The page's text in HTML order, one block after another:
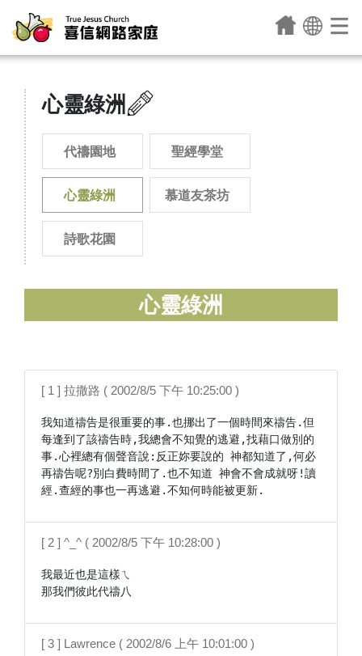
心靈綠洲
代禱園地 聖經學堂
心靈綠洲 慕道友茶坊
詩歌花園
心靈綠洲
[ 1 ] 拉撒路 ( 2002/8/5 下午 10:25:00 )
我知道禱告是很重要的事.也挪出了一個時間來禱告.但
每逢到了該禱告時,我總會不知覺的逃避,找藉口做別的
事.心裡總有個聲音說:反正妳要說的 神都知道了,何必
再禱告呢?別白費時間了.也不知道 神會不會成就呀!讀
經.查經的事也一再逃避.不知何時能被更新.
[ 2 ] ^_^ ( 2002/8/5 下午 10:28:00 )
我最近也是這樣ㄟ
那我們彼此代禱八
[ 3 ] Lawrence ( 2002/8/6 上午 10:01:00 )